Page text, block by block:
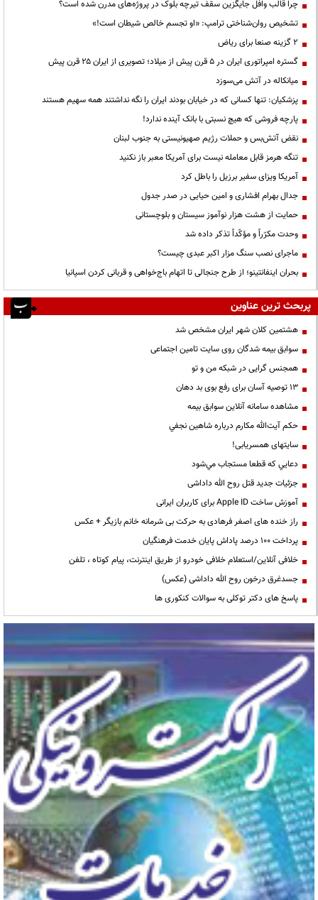
چرا قالب وافل جایگزین سقف تیرچه بلوک در پروژه‌های مدرن شده است؟
تشخیص روان‌شناختی ترامپ: «او تجسم خالص شیطان است!»
۲ گزینه صنعا برای ریاض
گستره امپراتوری ایران در ۵ قرن پیش از میلاد؛ تصویری از ایران ۲۵ قرن پیش
میانکاله در آتش می‌سوزد
پزشکیان: تنها کسانی که در خیابان بودند ایران را نگه نداشتند همه سهیم هستند
پارچه فروشی که هیچ نسبتی با بانک آینده ندارد!
نقض آتش‌بس و حملات رژیم صهیونیستی به جنوب لبنان
تنگه هرمز قابل معامله نیست برای آمریکا معبر باز نکنید
آمریکا ویزای سفیر برزیل را باطل کرد
جدال بهرام افشاری و امین حیایی در صدر جدول
حمایت از هشت هزار نوآموز سیستان و بلوچستانی
وحدت مکرّراً و مؤکّداً تذکر داده شد
ماجرای نصب سنگ مزار اکبر عبدی چیست؟
بحران اینفانتینو؛ از طرح جنجالی تا اتهام باج‌خواهی و قربانی کردن اسپانیا
پربحث ترین عناوین
هشتمین کلان شهر ایران مشخص شد
سوابق بیمه شدگان روی سایت تامین اجتماعی
همجنس گرایی در شبکه من و تو
13 توصیه آسان برای رفع بوی بد دهان
مشاهده سامانه آنلاين سوابق بیمه
حكم آيت‌الله مكارم درباره شاهين نجفي
سایتهای همسریابی!
دعايي كه قطعا مستجاب مي‌شود
جزئیات جدید قتل روح الله داداشی
آموزش ساخت Apple ID برای کاربران ایرانی
راز خنده های اصغر فرهادی به حرکت بی شرمانه خانم بازیگر + عکس
پرداخت ۱۰۰ درصد پاداش پایان خدمت فرهنگیان
خلافی آنلاین/استعلام خلافی خودرو از طریق اینترنت، پیام کوتاه ، تلفن
جسدغرق درخون روح الله داداشی (عکس)
پاسخ های دکتر توکلی به سوالات کنکوری ها